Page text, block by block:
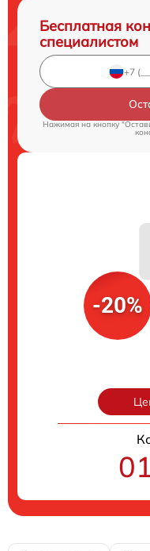
Бесплатная
специалистом
Нажимая на кнопку
-20%